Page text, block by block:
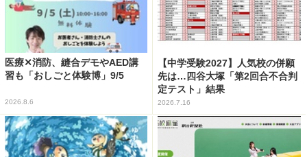
医療✕消防、縫合デモやAED講
習も「おしごと体験博」9/5
2026.8.6
【中学受験2027】人気校の併願
先は…四谷大塚「第2回合不合判
定テスト」結果
2026.7.16